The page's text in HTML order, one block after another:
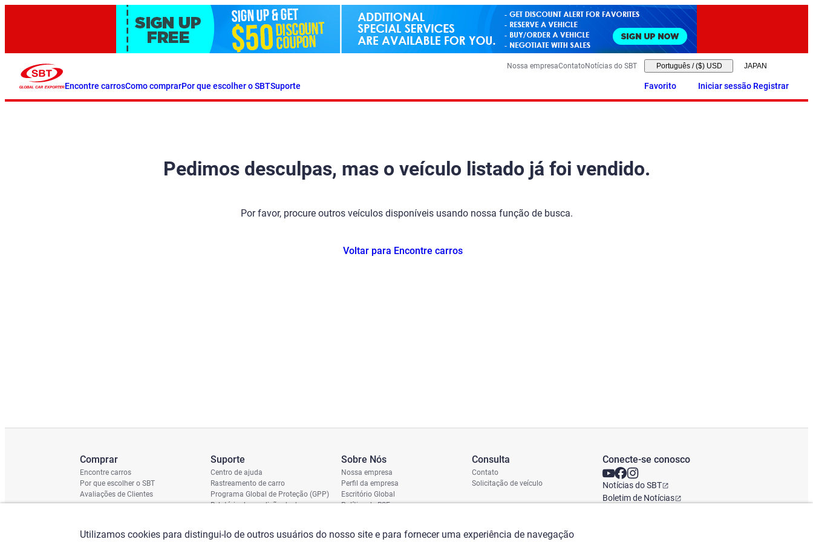
Encontre carrosComo comprarPor que escolher o SBTSuporte
Nossa empresaContatoNotícias do SBT Português / ($) USD
Favorito Iniciar sessão Registrar
Pedimos desculpas, mas o veículo listado já foi vendido.
Por favor, procure outros veículos disponíveis usando nossa função de busca.
Voltar para Encontre carros
Comprar
Encontre carros
Por que escolher o SBT
Avaliações de Clientes
Suporte
Centro de ajuda
Rastreamento de carro
Programa Global de Proteção (GPP)
Relatório de condição de dano
Sobre Nós
Nossa empresa
Perfil da empresa
Escritório Global
Política de RSE
Consulta
Contato
Solicitação de veículo
Conecte-se conosco
Notícias do SBT
Boletim de Notícias
Utilizamos cookies para distingui-lo de outros usuários do nosso site e para fornecer uma experiência de navegação